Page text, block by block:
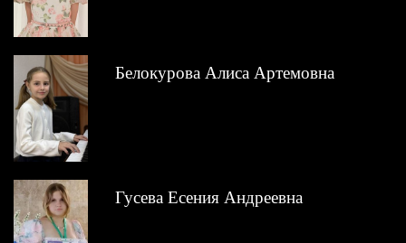
Белокурова Алиса Артемовна
Гусева Есения Андреевна